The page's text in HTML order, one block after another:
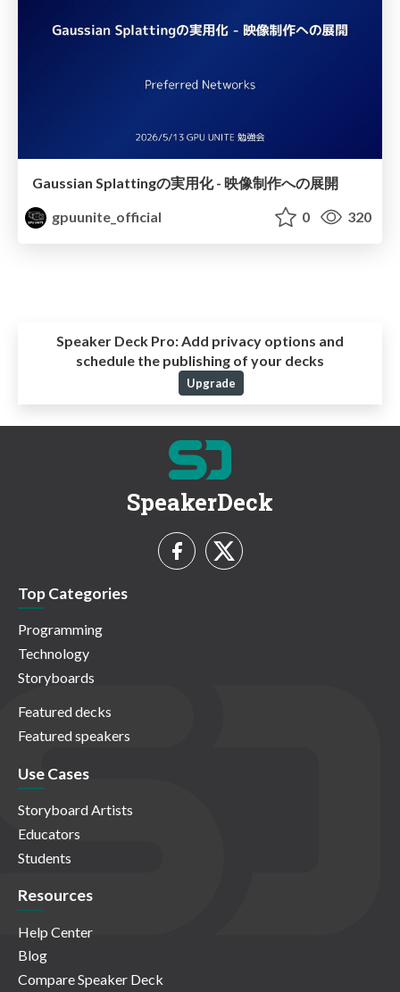
Gaussian Splattingの実用化 - 映像制作への展開
gpuunite_official
0 320
Speaker Deck Pro:Add privacy options and
schedule the publishing of your decks
Upgrade
SpeakerDeck
Top Categories
Programming
Technology
Storyboards
Featured decks
Featured speakers
Use Cases
Storyboard Artists
Educators
Students
Resources
Help Center
Blog
Compare Speaker Deck